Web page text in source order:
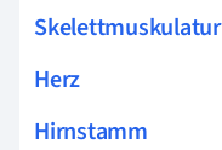
Skelettmuskulatur
Herz
Hirnstamm